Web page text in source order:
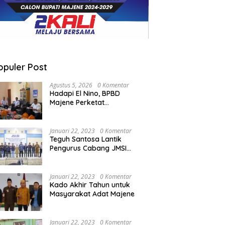
Post
Agustus 5, 2026 0 Komentar
Hadapi El Nino, BPBD
Majene Perketat
Januari 22, 2023 0 Komentar
Teguh Santosa Lantik
Pengurus Cabang JMSI
Januari 22, 2023 0 Komentar
Kado Akhir Tahun untuk
Masyarakat Adat Majene
Januari 22, 2023 0 Komentar